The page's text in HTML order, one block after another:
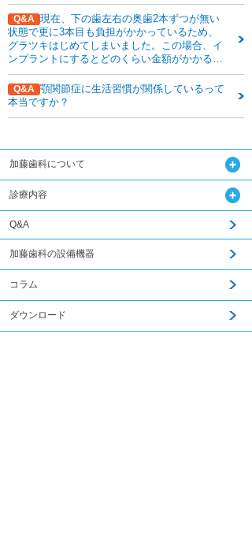
Q&A 現在、下の歯左右の奥歯2本ずつが無い
状態で更に3本目も負担がかかっているため、
グラツキはじめてしまいました。この場合、イ
ンプラントにするとどのくらい金額がかかるの
でしょうか？
Q&A 顎関節症に生活習慣が関係しているって
本当ですか？
加藤歯科について
診療内容
Q&A
加藤歯科の設備機器
コラム
ダウンロード